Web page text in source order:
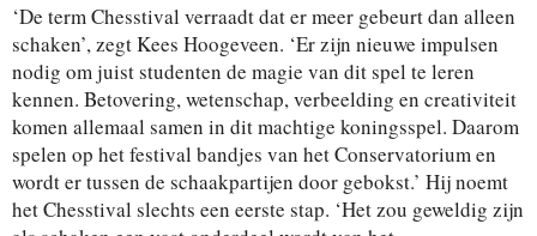
‘De term Chesstival verraadt dat er meer gebeurt dan alleen
schaken’, zegt Kees Hoogeveen. ‘Er zijn nieuwe impulsen
nodig om juist studenten de magie van dit spel te leren
kennen. Betovering, wetenschap, verbeelding en creativiteit
komen allemaal samen in dit machtige koningsspel. Daarom
spelen op het festival bandjes van het Conservatorium en
wordt er tussen de schaakpartijen door gebokst.’ Hij noemt
het Chesstival slechts een eerste stap. ‘Het zou geweldig zijn